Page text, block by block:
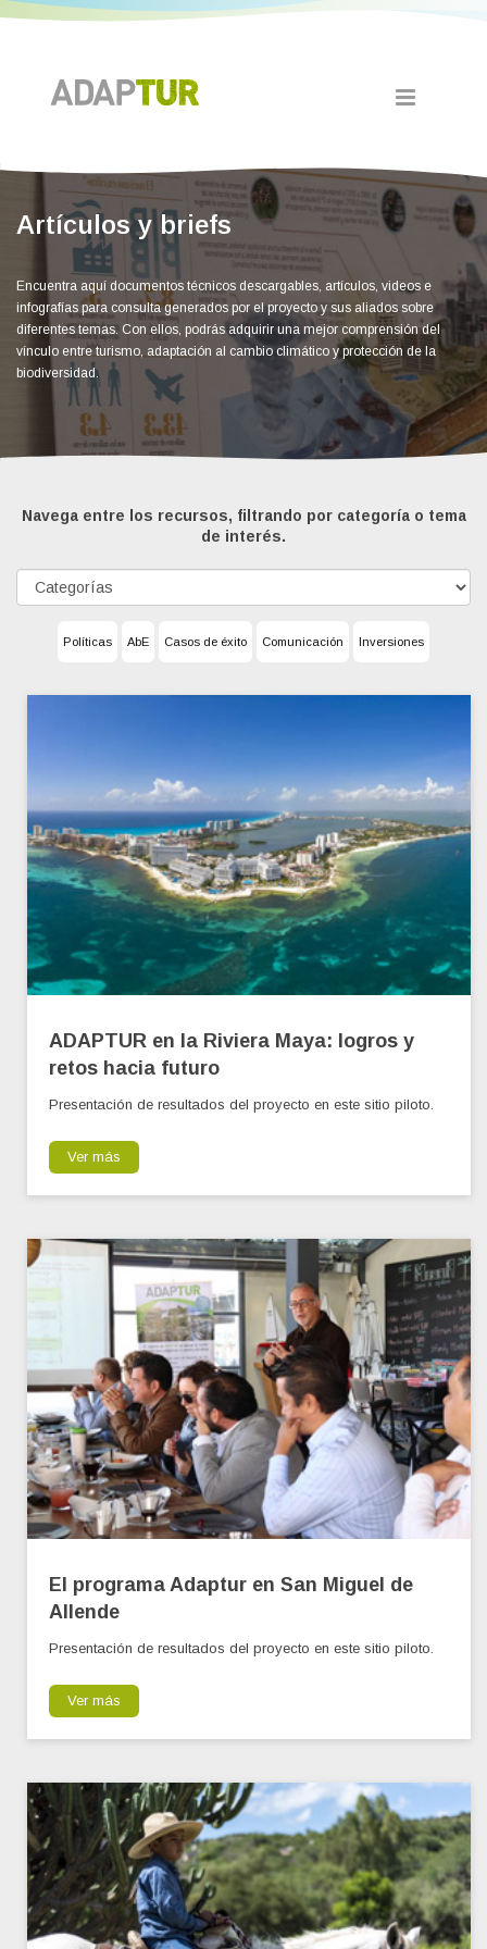
Artículos y briefs
Encuentra aquí documentos técnicos descargables, artículos, videos e
infografías para consulta generados por el proyecto y sus aliados sobre
diferentes temas. Con ellos, podrás adquirir una mejor comprensión del
vínculo entre turismo, adaptación al cambio climático y protección de la
biodiversidad.
Navega entre los recursos, filtrando por categoría o tema
de interés.
Políticas AbE Casos de éxito Comunicación Inversiones
ADAPTUR en la Riviera Maya: logros y
retos hacia futuro
Presentación de resultados del proyecto en este sitio piloto.
Ver más
El programa Adaptur en San Miguel de
Allende
Presentación de resultados del proyecto en este sitio piloto.
Ver más